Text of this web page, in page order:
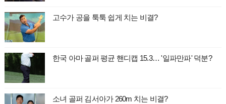
고수가 공을 툭툭 쉽게 치는 비결?
한국 아마 골퍼 평균 핸디캡 15.3… '일파만파' 덕분?
소녀 골퍼 김서아가 260m 치는 비결?